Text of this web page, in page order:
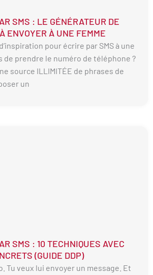
SMS : LE GÉNÉRATEUR DE
ENVOYER À UNE FEMME
pour écrire par SMS à une
prendre le numéro de téléphone ?
source ILLIMITÉE de phrases de
un
SMS : 10 TECHNIQUES AVEC
(GUIDE DDP)
Tu veux lui envoyer un message. Et